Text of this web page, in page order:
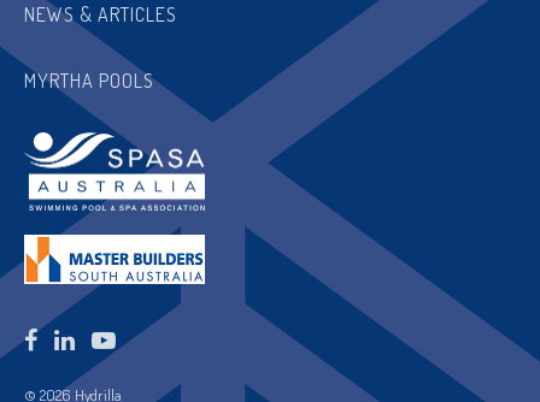
NEWS & ARTICLES
MYRTHA POOLS
© 2026 Hydrilla